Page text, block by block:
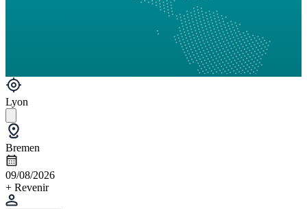
Lyon
Bremen
09/08/2026
+ Revenir